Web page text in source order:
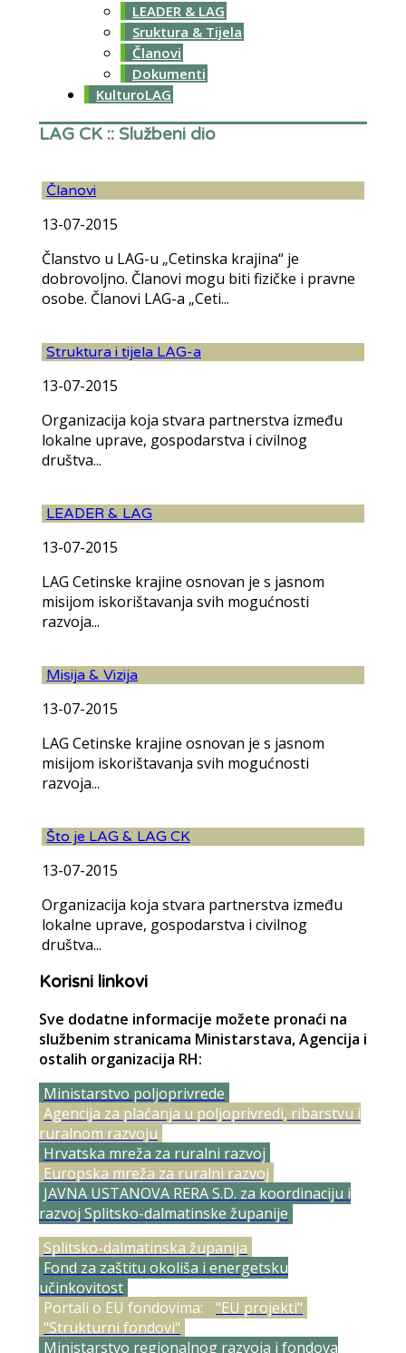
LEADER & LAG
Sruktura & Tijela
Članovi
Dokumenti
KulturoLAG
LAG CK :: Službeni dio
Članovi
13-07-2015
Članstvo u LAG-u „Cetinska krajina“ je
dobrovoljno. Članovi mogu biti fizičke i pravne
osobe. Članovi LAG-a „Ceti...
Struktura i tijela LAG-a
13-07-2015
Organizacija koja stvara partnerstva između
lokalne uprave, gospodarstva i civilnog
društva...
LEADER & LAG
13-07-2015
LAG Cetinske krajine osnovan je s jasnom
misijom iskorištavanja svih mogućnosti
razvoja...
Misija & Vizija
13-07-2015
LAG Cetinske krajine osnovan je s jasnom
misijom iskorištavanja svih mogućnosti
razvoja...
Što je LAG & LAG CK
13-07-2015
Organizacija koja stvara partnerstva između
lokalne uprave, gospodarstva i civilnog
društva...
Korisni linkovi
Sve dodatne informacije možete pronaći na
službenim stranicama Ministarstava, Agencija i
ostalih organizacija RH:
Ministarstvo poljoprivrede
Agencija za plaćanja u poljoprivredi, ribarstvu i
ruralnom razvoju
Hrvatska mreža za ruralni razvoj
Europska mreža za ruralni razvoj
JAVNA USTANOVA RERA S.D. za koordinaciju i
razvoj Splitsko-dalmatinske županije
Splitsko-dalmatinska županija
Fond za zaštitu okoliša i energetsku
učinkovitost
Portali o EU fondovima:
"EU projekti"
"Strukturni fondovi"
Ministarstvo regionalnog razvoja i fondova